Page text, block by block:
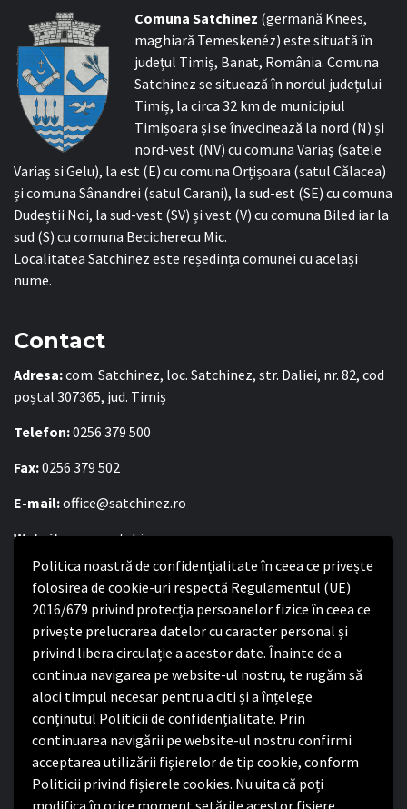
Politica noastră de confidențialitate în ceea ce privește
folosirea de cookie-uri respectă Regulamentul (UE)
2016/679 privind protecția persoanelor fizice în ceea ce
privește prelucrarea datelor cu caracter personal și
privind libera circulație a acestor date. Înainte de a
continua navigarea pe website-ul nostru, te rugăm să
aloci timpul necesar pentru a citi și a înțelege
conținutul Politicii de confidențialitate. Prin
continuarea navigării pe website-ul nostru confirmi
acceptarea utilizării fişierelor de tip cookie, conform
Politicii privind fișierele cookies. Nu uita că poți
modifica în orice moment setările acestor fişiere
Comuna Satchinez (germană Knees,
maghiară Temeskenéz) este situată în
județul Timiș, Banat, România. Comuna
Satchinez se situează în nordul județului
Timiș, la circa 32 km de municipiul
Timișoara și se învecinează la nord (N) și
nord-vest (NV) cu comuna Variaș (satele
Variaș si Gelu), la est (E) cu comuna Orțișoara (satul Călacea)
și comuna Sânandrei (satul Carani), la sud-est (SE) cu comuna
Dudeștii Noi, la sud-vest (SV) și vest (V) cu comuna Biled iar la
sud (S) cu comuna Becicherecu Mic.
Localitatea Satchinez este reședința comunei cu același
nume.
Contact
Adresa:com. Satchinez, loc. Satchinez, str. Daliei, nr. 82, cod
poștal 307365, jud. Timiș
Telefon:0256 379 500
Fax:0256 379 502
E-mail:office@satchinez.ro
Website:www.satchinez.ro
Program cu publicul:
Luni – Joi:8:00-16:30
Vineri:8:00 – 14:00
Politica de confidențialitate
Politica de confidențialitate
Nota de informare privind implementarea Regulamentului
(UE) 2016/679
Termeni și condiții de utilizare website